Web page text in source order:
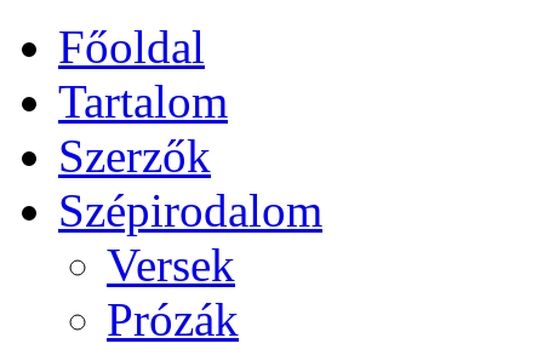
Főoldal
Tartalom
Szerzők
Szépirodalom
Versek
Prózák